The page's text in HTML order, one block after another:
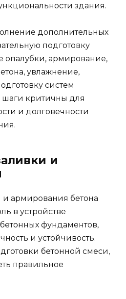
здания.
дополнительных
подготовку
опалубки, армирование,
увлажнение,
систем
критичны для
и долговечности
и
и армирования бетона
в устройстве
фундаментов,
и устойчивость.
бетонной смеси,
правильное